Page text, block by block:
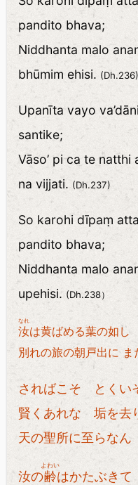
pandito bhava;
Niddhanta malo
bhūmim ehisi. (Dh.236)
Upanīta vayo
santike;
Vāso’ pi ca te
na vijjati. (Dh.237)
So karohi dīpaṃ
pandito bhava;
Niddhanta malo
upehisi. (Dh.238）
汝
なれ
は黄ばめる葉の如
別れの旅の朝戸出に
さればこそ とくい
賢くあれな 垢を去
天の聖所に至らなん
汝の齢
よわい
はかたぶき